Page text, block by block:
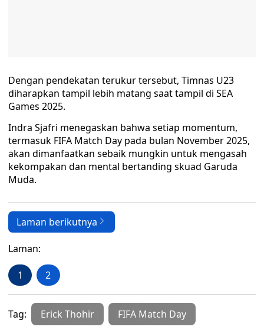
Dengan pendekatan terukur tersebut, Timnas U23
diharapkan tampil lebih matang saat tampil di SEA
Games 2025.
Indra Sjafri menegaskan bahwa setiap momentum,
termasuk FIFA Match Day pada bulan November 2025,
akan dimanfaatkan sebaik mungkin untuk mengasah
kekompakan dan mental bertanding skuad Garuda
Muda.
Laman berikutnya
Laman:
1 2
Tag: Erick Thohir FIFA Match Day